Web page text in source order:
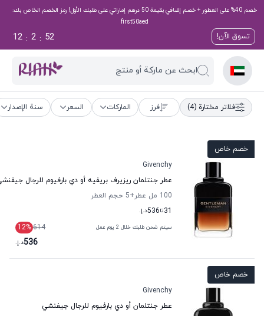
خصم 40% على العطور + خصم إضافي بقيمة 50 درهم إماراتي على طلبك الأول! رمز الخصم الخاص بك:
first50aed
تسوق الآن! 51
:
2
:
12
ابحث عن ماركة أو منتج
فلاتر مختارة (4) فرز الماركات السعر سنة الإصدار
خصم خاص
Givenchy
عطر جنتلمان ريزيرف بريفيه أو دي بارفيوم للرجال
100 مل عطر
+5
حجم العطر
31تا536د.إ.
سيتم شحن طلبك خلال 2 يوم عمل 614
12%
536د.إ.
خصم خاص
Givenchy
عطر جنتلمان أو دي بارفيوم للرجال جيفنشي